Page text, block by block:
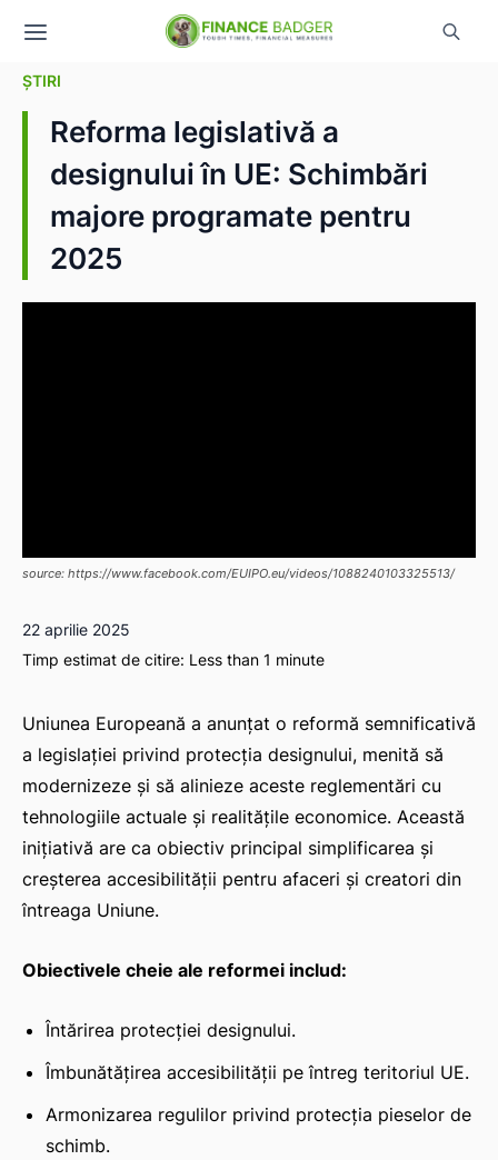
ȘTIRI
Reforma legislativă a
designului în UE: Schimbări
majore programate pentru
2025
source: https://www.facebook.com/EUIPO.eu/videos/1088240103325513/
22 aprilie 2025
Timp estimat de citire: Less than 1 minute
Uniunea Europeană a anunțat o reformă semnificativă
a legislației privind protecția designului, menită să
modernizeze și să alinieze aceste reglementări cu
tehnologiile actuale și realitățile economice. Această
inițiativă are ca obiectiv principal simplificarea și
creșterea accesibilității pentru afaceri și creatori din
întreaga Uniune.
Obiectivele cheie ale reformei includ:
Întărirea protecției designului.
Îmbunătățirea accesibilității pe întreg teritoriul UE.
Armonizarea regulilor privind protecția pieselor de
schimb.